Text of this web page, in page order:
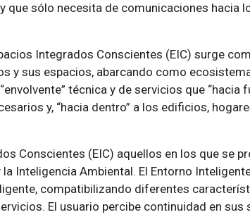
sólo necesita de comunicaciones hacia
Integrados Conscientes (EIC) surge
y sus espacios, abarcando como
técnica y de servicios que “hacia
y, “hacia dentro” a los edificios,
Conscientes (EIC) aquellos en los que se
Inteligencia Ambiental. El Entorno
compatibilizando diferentes
El usuario percibe continuidad en sus